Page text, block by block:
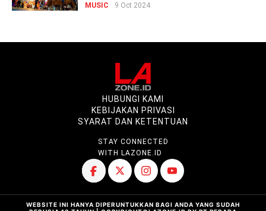
MUSIC 9 Oct 2024
HUBUNGI KAMI
KEBIJAKAN PRIVASI
SYARAT DAN KETENTUAN
STAY CONNECTED
WITH LAZONE.ID
WEBSITE INI HANYA DIPERUNTUKKAN BAGI ANDA YANG SUDAH